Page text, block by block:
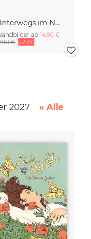
Unterwegs im Nærøyfjord, Norwegen
ab14,90 €
€ -20%
2027
» Alle